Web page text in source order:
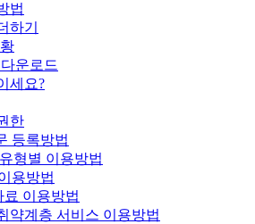
법
하기
운로드
세요?
한
등록방법
형별 이용방법
용방법
이용방법
약계층 서비스 이용방법